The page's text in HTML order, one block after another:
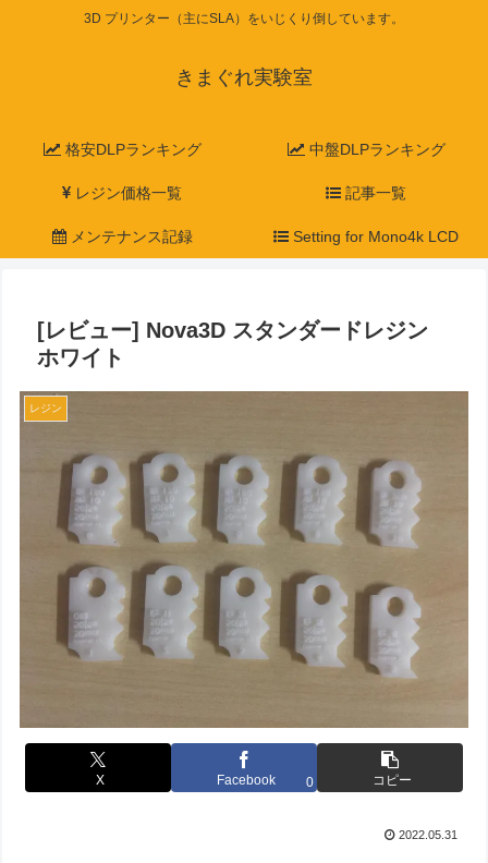
3D プリンター（主にSLA）をいじくり倒しています。
きまぐれ実験室
格安DLPランキング 中盤DLPランキング
レジン価格一覧 記事一覧
メンテナンス記録 Setting for Mono4k LCD
[レビュー] Nova3D スタンダードレジン
ホワイト
レジン
X Facebook 0 コピー
2022.05.31